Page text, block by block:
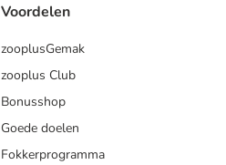
Voordelen
zooplusGemak
zooplus Club
Bonusshop
Goede doelen
Fokkerprogramma